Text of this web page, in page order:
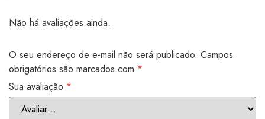
Não há avaliações ainda.
O seu endereço de e-mail não será publicado. Campos
obrigatórios são marcados com *
Sua avaliação *